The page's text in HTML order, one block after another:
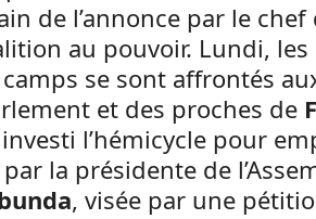
de l’annonce par le chef
au pouvoir. Lundi, les
se sont affrontés
et des proches de
l’hémicycle pour
la présidente de
, visée par une